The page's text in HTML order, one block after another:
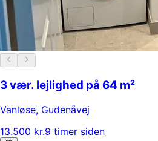
3 vær. lejlighed på 64 m²
Vanløse, Gudenåvej
13.500 kr.9 timer siden